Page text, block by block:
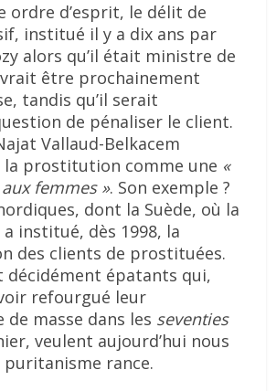
ordre d’esprit, le délit de
institué il y a dix ans par
alors qu’il était ministre de
être prochainement
tandis qu’il serait
de pénaliser le client.
Vallaud-Belkacem
prostitution comme une «
femmes ». Son exemple ?
dont la Suède, où la
institué, dès 1998, la
des clients de prostituées.
décidément épatants qui,
refourgué leur
masse dans les seventies
veulent aujourd’hui nous
rance.